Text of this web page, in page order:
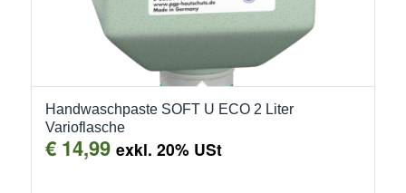
Handwaschpaste SOFT U ECO 2 Liter
Varioflasche
€14,99 exkl. 20% USt